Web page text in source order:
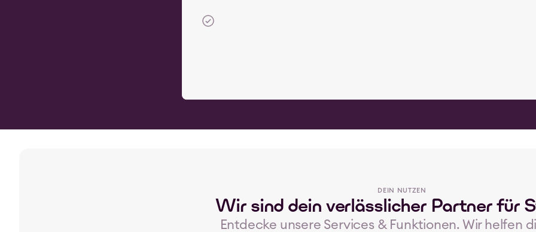
DEIN NUTZEN
Wir sind dein verlässlicher Partner für
Entdecke unsere Services & Funktionen. Wir helfen